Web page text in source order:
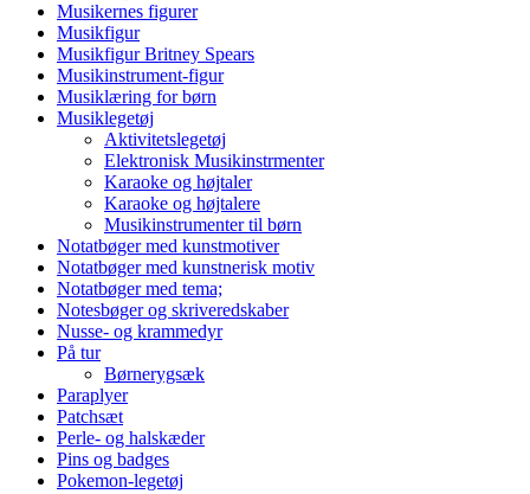
Musikernes figurer
Musikfigur
Musikfigur Britney Spears
Musikinstrument-figur
Musiklæring for børn
Musiklegetøj
Aktivitetslegetøj
Elektronisk Musikinstrmenter
Karaoke og højtaler
Karaoke og højtalere
Musikinstrumenter til børn
Notatbøger med kunstmotiver
Notatbøger med kunstnerisk motiv
Notatbøger med tema;
Notesbøger og skriveredskaber
Nusse- og krammedyr
På tur
Børnerygsæk
Paraplyer
Patchsæt
Perle- og halskæder
Pins og badges
Pokemon-legetøj